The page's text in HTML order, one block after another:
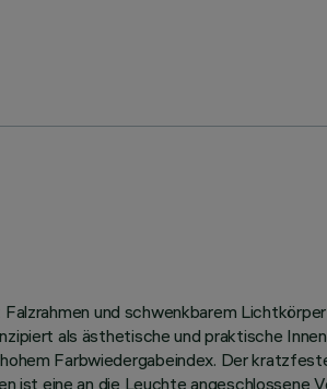
und schwenkbarem
als ästhetische und praktische
Farbwiedergabeindex. Der
eine an die Leuchte angeschlossene